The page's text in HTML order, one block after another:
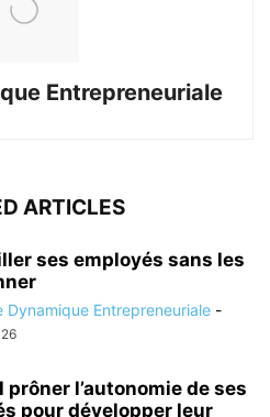
Entrepreneuriale
ARTICLES
ses employés sans les
Dynamique Entrepreneuriale -
prôner l’autonomie de ses
pour développer leur